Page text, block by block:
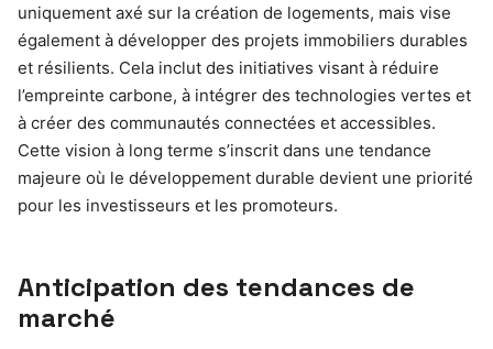
uniquement axé sur la création de logements, mais vise
également à développer des projets immobiliers durables
et résilients. Cela inclut des initiatives visant à réduire
l’empreinte carbone, à intégrer des technologies vertes et
à créer des communautés connectées et accessibles.
Cette vision à long terme s’inscrit dans une tendance
majeure où le développement durable devient une priorité
pour les investisseurs et les promoteurs.
Anticipation des tendances de
marché